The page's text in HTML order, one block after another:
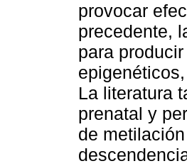
provocar
precedente,
para
La literatura
prenatal y
de